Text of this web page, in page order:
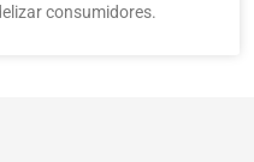
consumidores.